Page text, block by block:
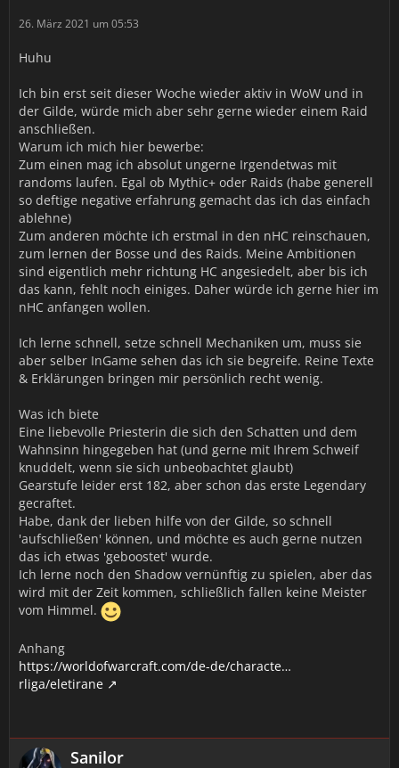
26. März 2021 um 05:53
Huhu
Ich bin erst seit dieser Woche wieder aktiv in WoW und in
der Gilde, würde mich aber sehr gerne wieder einem Raid
anschließen.
Warum ich mich hier bewerbe:
Zum einen mag ich absolut ungerne Irgendetwas mit
randoms laufen. Egal ob Mythic+ oder Raids (habe generell
so deftige negative erfahrung gemacht das ich das einfach
ablehne)
Zum anderen möchte ich erstmal in den nHC reinschauen,
zum lernen der Bosse und des Raids. Meine Ambitionen
sind eigentlich mehr richtung HC angesiedelt, aber bis ich
das kann, fehlt noch einiges. Daher würde ich gerne hier im
nHC anfangen wollen.
Ich lerne schnell, setze schnell Mechaniken um, muss sie
aber selber InGame sehen das ich sie begreife. Reine Texte
& Erklärungen bringen mir persönlich recht wenig.
Was ich biete
Eine liebevolle Priesterin die sich den Schatten und dem
Wahnsinn hingegeben hat (und gerne mit Ihrem Schweif
knuddelt, wenn sie sich unbeobachtet glaubt)
Gearstufe leider erst 182, aber schon das erste Legendary
gecraftet.
Habe, dank der lieben hilfe von der Gilde, so schnell
'aufschließen' können, und möchte es auch gerne nutzen
das ich etwas 'geboostet' wurde.
Ich lerne noch den Shadow vernünftig zu spielen, aber das
wird mit der Zeit kommen, schließlich fallen keine Meister
vom Himmel.
Anhang
https://worldofwarcraft.com/de-de/characte…
rliga/eletirane
Sanilor